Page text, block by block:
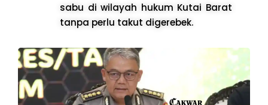
sabu di wilayah hukum Kutai Barat
tanpa perlu takut digerebek.